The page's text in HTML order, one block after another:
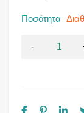
Ποσότητα